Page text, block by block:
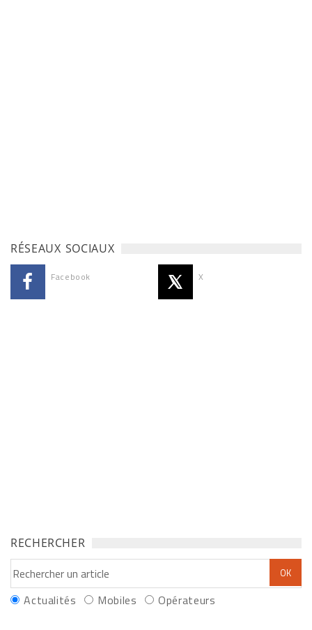
RÉSEAUX SOCIAUX
Facebook X
RECHERCHER
Actualités Mobiles Opérateurs